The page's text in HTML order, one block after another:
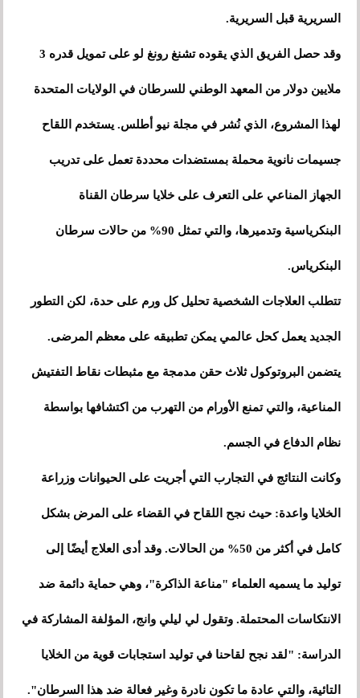
السريرية قبل السريرية.
وقد حصل الفريق الذي يقوده تشنغ رونغ لو على تمويل قدره 3
ملايين دولار من المعهد الوطني للسرطان في الولايات المتحدة
لهذا المشروع، الذي نُشر في مجلة نيو أطلس. يستخدم اللقاح
جسيمات نانوية محملة بمستضدات محددة تعمل على تدريب
الجهاز المناعي على التعرف على خلايا سرطان القناة
البنكرياسية وتدميرها، والتي تمثل 90% من حالات سرطان
البنكرياس.
تتطلب العلاجات الشخصية تحليل كل ورم على حدة، لكن التطور
الجديد يعمل كحل عالمي يمكن تطبيقه على معظم المرضى.
يتضمن البروتوكول ثلاث حقن مدمجة مع مثبطات نقاط التفتيش
المناعية، والتي تمنع الأورام من التهرب من اكتشافها بواسطة
نظام الدفاع في الجسم.
وكانت النتائج في التجارب التي أجريت على الحيوانات وزراعة
الخلايا واعدة: حيث نجح اللقاح في القضاء على المرض بشكل
كامل في أكثر من 50% من الحالات. وقد أدى العلاج أيضًا إلى
توليد ما يسميه العلماء "مناعة الذاكرة"، وهي حماية دائمة ضد
الانتكاسات المحتملة. وتقول لي ليلي وانج، المؤلفة المشاركة في
الدراسة: "لقد نجح لقاحنا في توليد استجابات قوية من الخلايا
التائية، والتي عادة ما تكون نادرة وغير فعالة ضد هذا السرطان".